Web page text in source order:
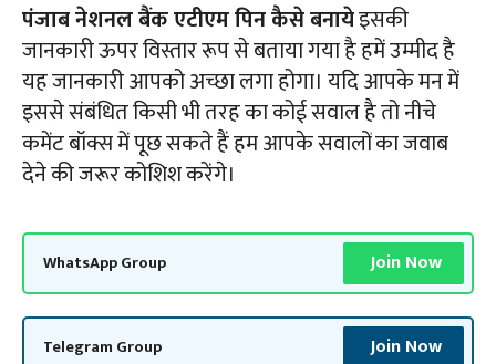
पंजाब नेशनल बैंक एटीएम पिन कैसे बनायेइसकी
जानकारी ऊपर विस्तार रूप से बताया गया है हमें उम्मीद है
यह जानकारी आपको अच्छा लगा होगा। यदि आपके मन में
इससे संबंधित किसी भी तरह का कोई सवाल है तो नीचे
कमेंट बॉक्स में पूछ सकते हैं हम आपके सवालों का जवाब
देने की जरूर कोशिश करेंगे।
WhatsApp Group Join Now
Telegram Group Join Now